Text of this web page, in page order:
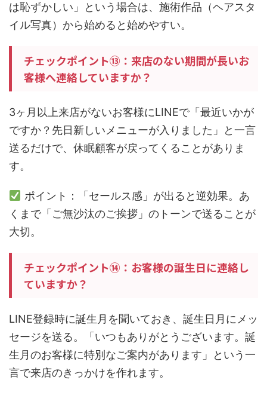
は恥ずかしい」という場合は、施術作品（ヘアスタ
イル写真）から始めると始めやすい。
チェックポイント⑬：来店のない期間が長いお
客様へ連絡していますか？
3ヶ月以上来店がないお客様にLINEで「最近いかが
ですか？先日新しいメニューが入りました」と一言
送るだけで、休眠顧客が戻ってくることがありま
す。
ポイント：「セールス感」が出ると逆効果。あ
くまで「ご無沙汰のご挨拶」のトーンで送ることが
大切。
チェックポイント⑭：お客様の誕生日に連絡し
ていますか？
LINE登録時に誕生月を聞いておき、誕生日月にメッ
セージを送る。「いつもありがとうございます。誕
生月のお客様に特別なご案内があります」という一
言で来店のきっかけを作れます。